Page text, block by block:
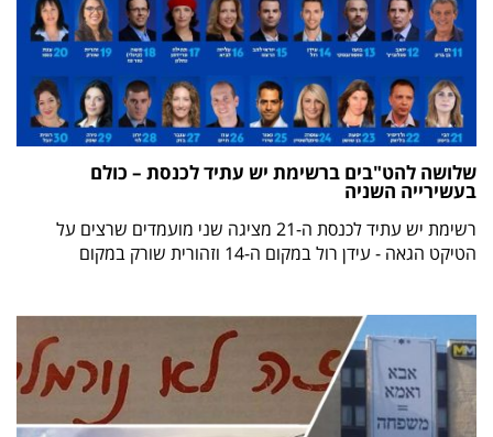
שלושה להט"בים ברשימת יש עתיד לכנסת – כולם
בעשירייה השניה
רשימת יש עתיד לכנסת ה-21 מציגה שני מועמדים שרצים על
הטיקט הגאה - עידן רול במקום ה-14 וזהורית שורק במקום